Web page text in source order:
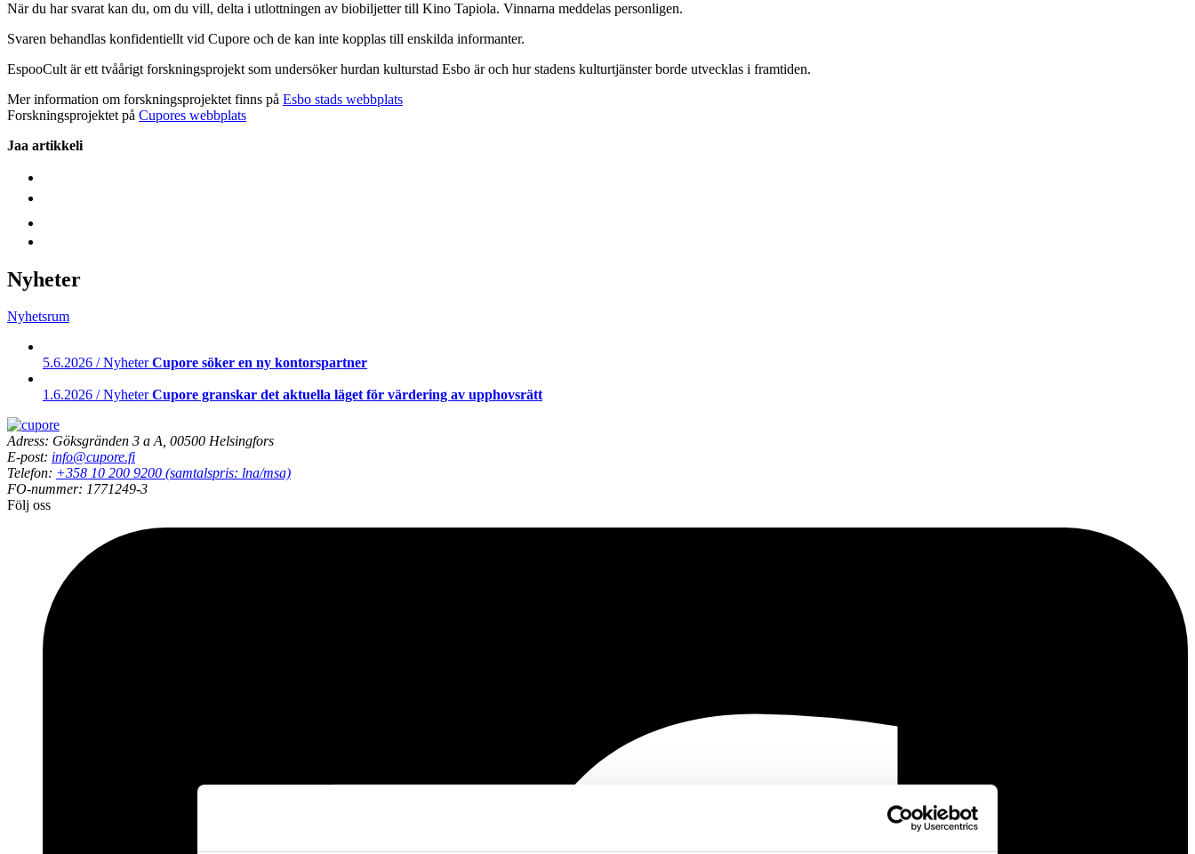
När du har svarat kan du, om du vill, delta i utlottningen av biobiljetter till Kino Tapiola. Vinnarna meddelas personligen.
Svaren behandlas konfidentiellt vid Cupore och de kan inte kopplas till enskilda informanter.
EspooCult är ett tvåårigt forskningsprojekt som undersöker hurdan kulturstad Esbo är och hur stadens kulturtjänster borde utvecklas i framtiden.
Mer information om forskningsprojektet finns på Esbo stads webbplats
Forskningsprojektet på Cupores webbplats
Jaa artikkeli
Nyheter
Nyhetsrum
5.6.2026 / NyheterCupore söker en ny kontorspartner
1.6.2026 / NyheterCupore granskar det aktuella läget för värdering av upphovsrätt
Adress: Göksgränden 3 a A, 00500 Helsingfors
E-post: info@cupore.fi
Telefon: +358 10 200 9200 (samtalspris: lna/msa)
FO-nummer: 1771249-3
Följ oss